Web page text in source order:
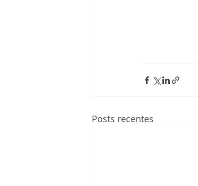
Posts recentes